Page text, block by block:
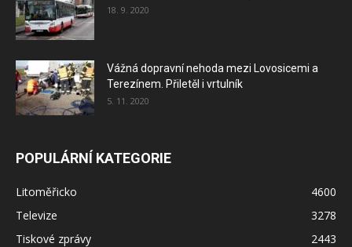
18. 9. 2020
Vážná dopravní nehoda mezi Lovosicemi a
Terezínem. Přiletěl i vrtulník
5. 11. 2020
POPULÁRNÍ KATEGORIE
Litoměřicko
4600
Televize
3278
Tiskové zprávy
2443